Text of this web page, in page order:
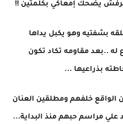
يضحك إمعاكي بكلمتين !!
بشفتيه وهو يكبل يداها
له ..بعد مقاومه تكاد تكون
بذراعيها ...
الواقع خلفهم ومطلقين العنان
مراسم حبهم منذ البداية...